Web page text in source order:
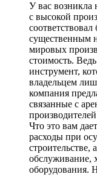
У вас возникла
с высокой
существенным
мировых
стоимость.
инструмент,
владельцем
компания
связанные с
Что это вам
расходы при
строительстве,
обслуживание,
оборудования.